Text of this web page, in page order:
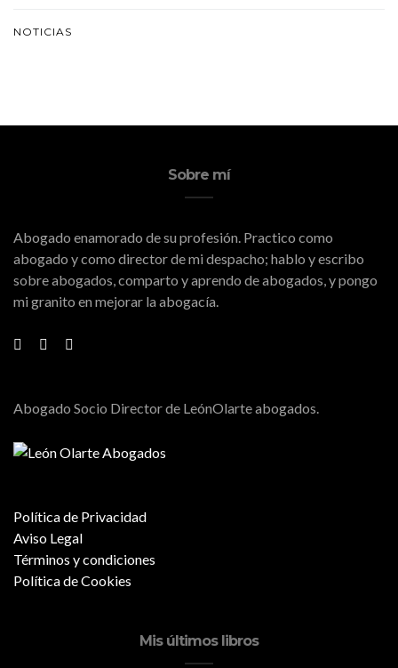
NOTICIAS
Sobre mí
Abogado enamorado de su profesión. Practico como
abogado y como director de mi despacho; hablo y escribo
sobre abogados, comparto y aprendo de abogados, y pongo
mi granito en mejorar la abogacía.
Abogado Socio Director de LeónOlarte abogados.
Política de Privacidad
Aviso Legal
Términos y condiciones
Política de Cookies
Mis últimos libros